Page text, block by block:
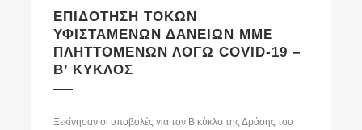
ΕΠΙΔΟΤΗΣΗ ΤΟΚΩΝ
ΥΦΙΣΤΑΜΕΝΩΝ ΔΑΝΕΙΩΝ ΜΜΕ
ΠΛΗΤΤΟΜΕΝΩΝ ΛΟΓΩ COVID-19 –
Β’ ΚΥΚΛΟΣ
Ξεκίνησαν οι υποβολές για τον Β κύκλο της Δράσης του